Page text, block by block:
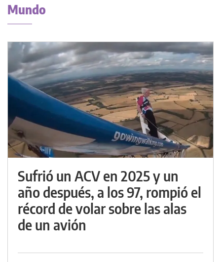
Mundo
Sufrió un ACV en 2025 y un
año después, a los 97, rompió el
récord de volar sobre las alas
de un avión